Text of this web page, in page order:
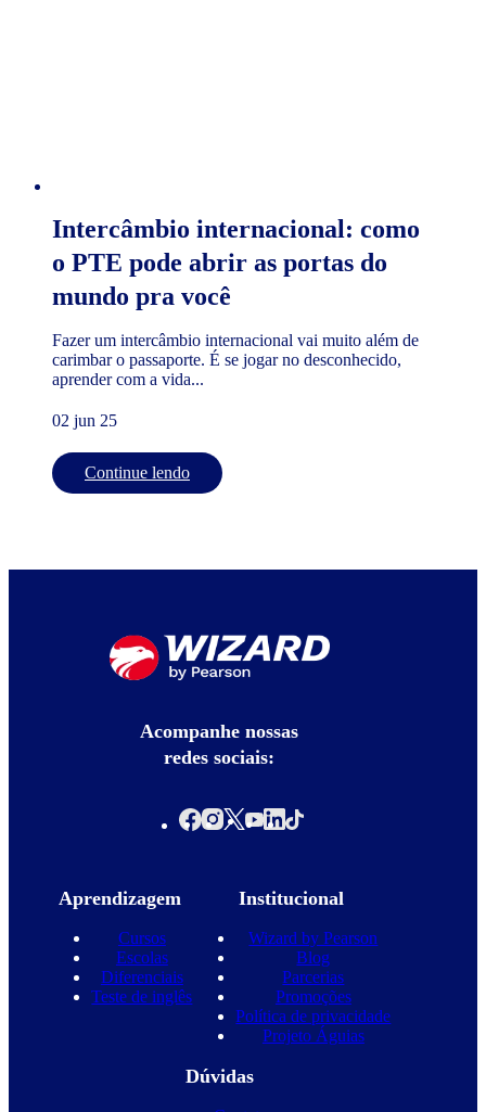
Intercâmbio internacional: como
o PTE pode abrir as portas do
mundo pra você
Fazer um intercâmbio internacional vai muito além de
carimbar o passaporte. É se jogar no desconhecido,
aprender com a vida...
02 jun 25
Continue lendo
Acompanhe nossas
redes sociais:
Aprendizagem
Cursos
Escolas
Diferenciais
Teste de inglês
Institucional
Wizard by Pearson
Blog
Parcerias
Promoções
Política de privacidade
Projeto Águias
Dúvidas